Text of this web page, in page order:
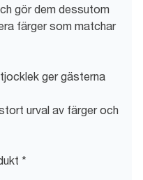
gör dem dessutom
färger som matchar
ger gästerna
urval av färger och
*